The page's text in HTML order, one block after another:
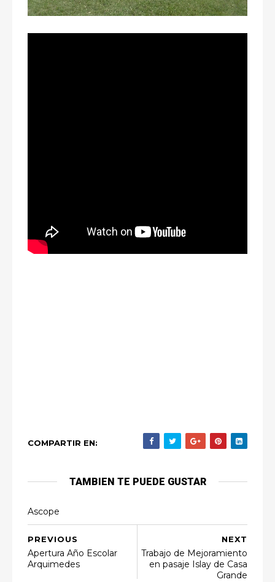
COMPARTIR EN:
TAMBIEN TE PUEDE GUSTAR
Ascope
NEXT
Trabajo de Mejoramiento
en pasaje Islay de Casa
Grande
PREVIOUS
Apertura Año Escolar
Arquimedes